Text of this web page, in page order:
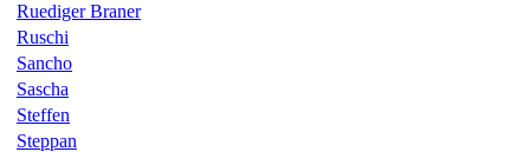
Ruediger Braner
Ruschi
Sancho
Sascha
Steffen
Steppan